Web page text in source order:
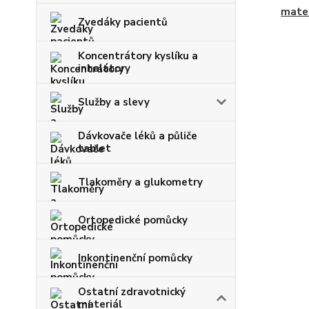
Zvedáky pacientů
Koncentrátory kyslíku a
inhalátory
Služby a slevy
Dávkovače léků a půliče
tablet
Tlakoměry a glukometry
Ortopedické pomůcky
Inkontinenční pomůcky
Ostatní zdravotnický
materiál